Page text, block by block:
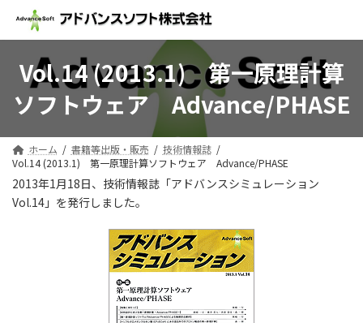
テ
ッ
ゲ
移
Vol.14 (2013.1) 第一原理計算
ソフトウェア Advance/PHASE
ホーム 書籍等出版・販売
技術情報誌
Vol.14 (2013.1) 第一原理計算ソフトウェア Advance/PHASE
2013年1月18日、技術情報誌「アドバンスシミュレーション
Vol.14」を発行しました。